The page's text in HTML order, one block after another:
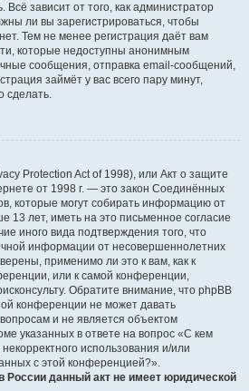
Всё зависит от того, как администратор
ли вы зарегистрироваться, чтобы
Тем не менее регистрация даёт вам
которые недоступны анонимным
сообщения, отправка email-сообщений,
займёт у вас всего пару минут,
сделать.
Protection Act of 1998), или Акт о защите
от 1998 г. — это закон Соединённых
которые могут собирать информацию от
13 лет, иметь на это письменное согласие
иного вида подтверждения того, что
информации от несовершеннолетних
применимо ли это к вам, как к
или к самой конференции,
Обратите внимание, что phpBB
конференции не может давать
и не является объектом
указанных в ответе на вопрос «С кем
использования и/или
с этой конференцией?».
России данный акт не имеет юридической